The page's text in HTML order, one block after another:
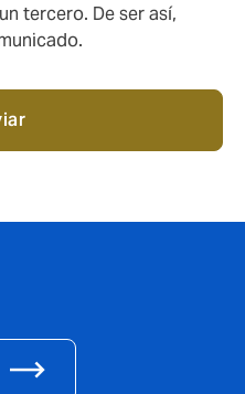
tercero. De ser así,